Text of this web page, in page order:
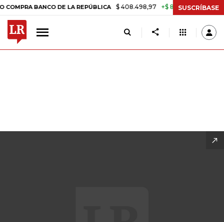
LA REPÚBLICA $ 408.498,97 +$ 8.753,81 +2,19% TASA DE
SUSCRÍBASE